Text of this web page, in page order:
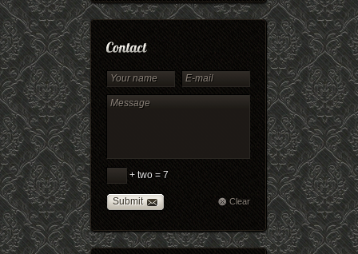
+ two = 7
Submit Clear